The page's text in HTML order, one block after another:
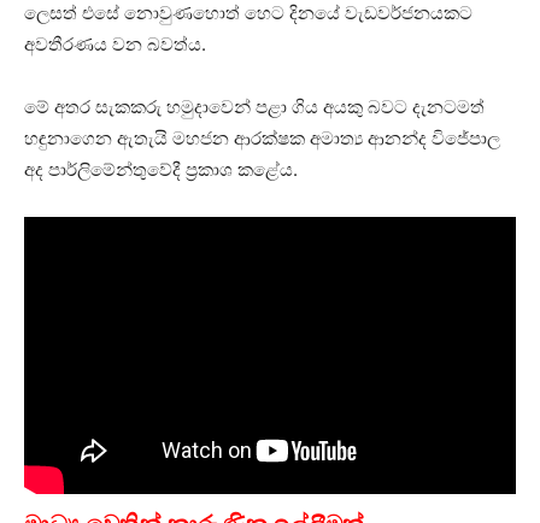
ලෙසත් එසේ නොවුණහොත් හෙට දිනයේ වැඩවර්ජනයකට
අවතීරණය වන බවත්ය.
මේ අතර සැකකරු හමුදාවෙන් පළා ගිය අයකු බවට දැනටමත්
හඳුනාගෙන ඇතැයි මහජන ආරක්ෂක අමාත්‍ය ආනන්ද විජේපාල
අද පාර්ලිමේන්තුවේදී ප්‍රකාශ කළේය.